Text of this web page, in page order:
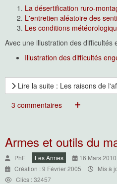
La désertification ruro-
L'entretien aléatoire des
Les conditions
Avec une illustration des difficultés
Illustration des difficultés
Lire la suite : Les raisons de
3 commentaires
Armes et outils du
PhE Les Armes
16 Mars 2010
Création : 9 Février 2005
Mis à
Clics : 32457